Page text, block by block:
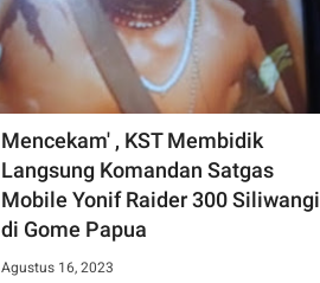
Mencekam' , KST Membidik
Langsung Komandan Satgas
Mobile Yonif Raider 300 Siliwangi
di Gome Papua
Agustus 16, 2023